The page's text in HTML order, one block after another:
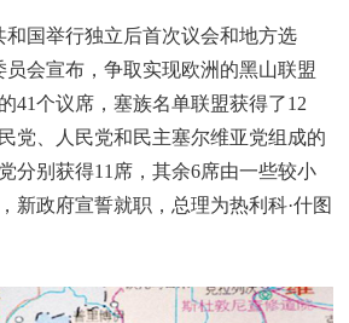
和国举行独立后首次议会和地方选
员会宣布，争取实现欧洲的黑山联盟
41个议席，塞族名单联盟获得了12
党、人民党和民主塞尔维亚党组成的
分别获得11席，其余6席由一些较小
新政府宣誓就职，总理为热利科·什图